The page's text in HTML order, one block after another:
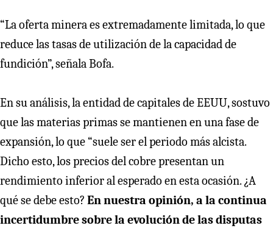
“La oferta minera es extremadamente limitada, lo que
reduce las tasas de utilización de la capacidad de
fundición”, señala Bofa.
En su análisis, la entidad de capitales de EEUU, sostuvo
que las materias primas se mantienen en una fase de
expansión, lo que “suele ser el periodo más alcista.
Dicho esto, los precios del cobre presentan un
rendimiento inferior al esperado en esta ocasión. ¿A
qué se debe esto? En nuestra opinión, a la continua
incertidumbre sobre la evolución de las disputas